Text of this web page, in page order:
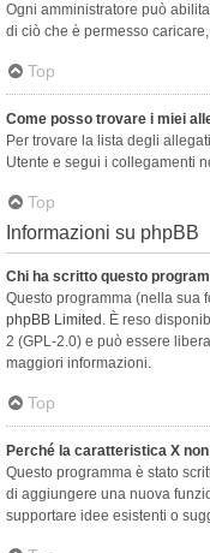
Ogni amministratore può
di ciò che è permesso
Top
Come posso trovare i miei
Per trovare la lista degli
Utente e segui i collegamenti
Top
Informazioni su phpBB
Chi ha scritto questo
Questo programma (nella sua
phpBB Limited . È reso
2 (GPL-2.0) e può essere
maggiori informazioni.
Top
Perché la caratteristica X
Questo programma è stato
di aggiungere una nuova
supportare idee esistenti o